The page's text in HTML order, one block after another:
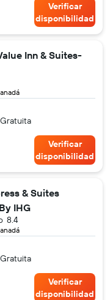
Verificar
disponibilidad
Inn & Suites-
Verificar
disponibilidad
& Suites
IHG
8.4
Verificar
disponibilidad